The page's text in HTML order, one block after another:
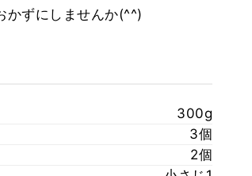
かずにしませんか(^^)
300g
3個
2個